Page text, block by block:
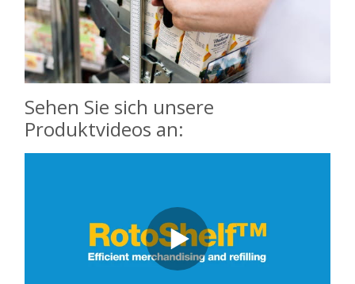
Sehen Sie sich unsere
Produktvideos an: